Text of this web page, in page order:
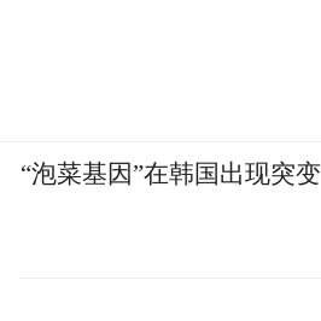
“泡菜基因”在韩国出现突变